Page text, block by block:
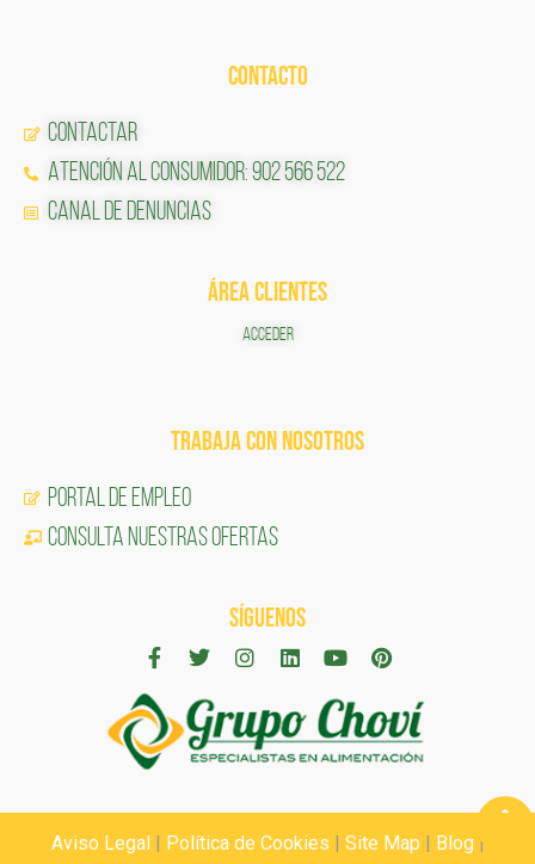
CONTACTO
Contactar
Atención al Consumidor: 902 566 522
Canal de Denuncias
ÁREA CLIENTES
ACCEDER
TRABAJA CON NOSOTROS
Portal de Empleo
CONSULTA NUESTRAS OFERTAS
SÍGUENOS
Aviso Legal| Política de Cookies | Site Map | Blog|